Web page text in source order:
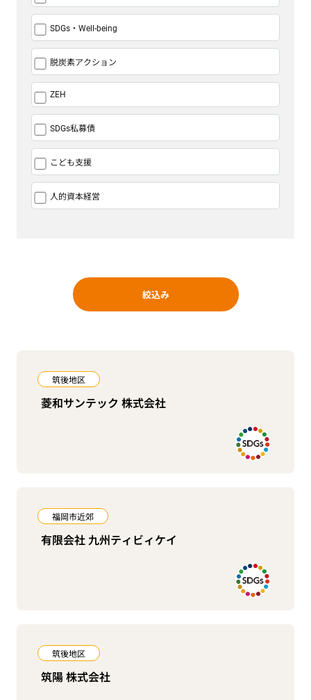
SDGs・Well-being
脱炭素アクション
ZEH
SDGs私募債
こども支援
人的資本経営
絞込み
筑後地区
菱和サンテック 株式会社
福岡市近郊
有限会社 九州ティビィケイ
筑後地区
筑陽 株式会社